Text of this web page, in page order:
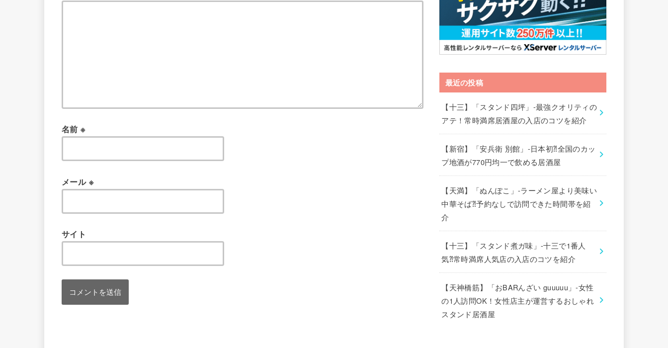
名前※
メール ※
サイト
最近の投稿
【十三】「スタンド四坪」-最強クオリティの
アテ！常時満席居酒屋の入店のコツを紹介
【新宿】「安兵衛 別館」-日本初⁈全国のカッ
プ地酒が770円均一で飲める居酒屋
【天満】「ぬんぽこ」-ラーメン屋より美味い
中華そば⁈予約なしで訪問できた時間帯を紹
介
【十三】「スタンド煮ガ味」-十三で1番人
気⁈常時満席人気店の入店のコツを紹介
【天神橋筋】「おBARんざい guuuuu」-女性
の1人訪問OK！女性店主が運営するおしゃれ
スタンド居酒屋